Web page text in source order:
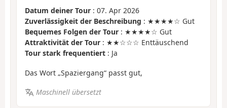
Datum deiner Tour : 07. Apr 2026
Zuverlässigkeit der Beschreibung : ★★★★☆ Gut
Bequemes Folgen der Tour : ★★★★☆ Gut
Attraktivität der Tour : ★★☆☆☆ Enttäuschend
Tour stark frequentiert : Ja
Das Wort „Spaziergang“ passt gut,
Maschinell übersetzt